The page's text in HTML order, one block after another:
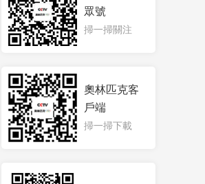
眾號
掃一掃關注
奧林匹克客
戶端
掃一掃下載